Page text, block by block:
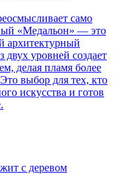
само
«Медальон» — это
архитектурный
двух уровней создает
делая пламя более
выбор для тех, кто
искусства и готов
с деревом